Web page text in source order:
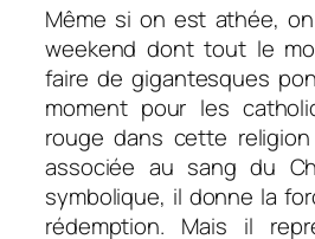
Même si on est athée,
weekend dont tout le
faire de gigantesques
moment pour les
rouge dans cette
associée au sang du
symbolique, il donne la
rédemption. Mais il